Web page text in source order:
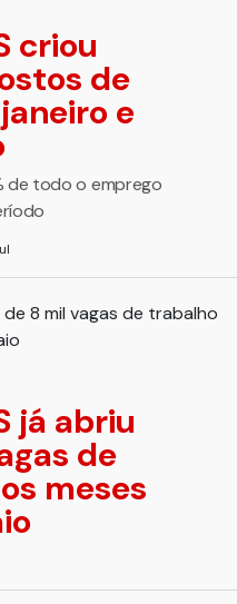
criou
de
e
de todo o emprego
já abriu
de
meses